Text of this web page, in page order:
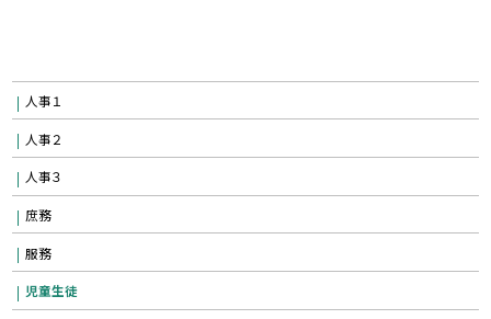
人事１
人事２
人事３
庶務
服務
児童生徒